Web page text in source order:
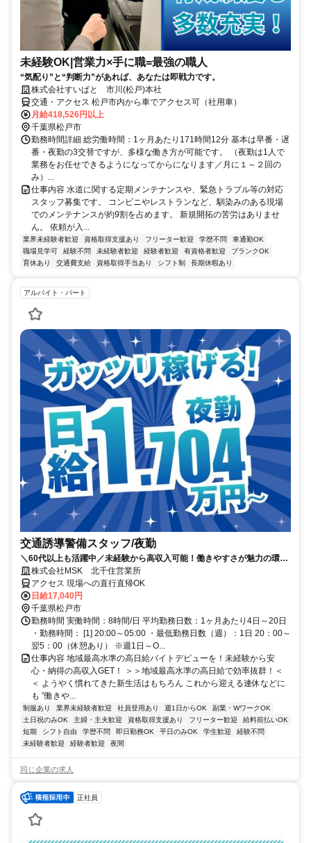
未経験OK|営業⼒×⼿に職=最強の職⼈
“気配り”と“判断力”があれば、あなたは即戦力です。
株式会社すいぱと 市川(松戸)本社
交通・アクセス 松戸市内から車でアクセス可（社用車）
月給418,526円以上
千葉県松戸市
勤務時間詳細 総労働時間：1ヶ月あたり171時間12分 基本は早番・遅
番・夜勤の3交替ですが、多様な働き方が可能です。 （夜勤は1人で
業務をお任せできるようになってからになります／月に１～２回の
み）...
仕事内容 水道に関する定期メンテナンスや、緊急トラブル等の対応
スタッフ募集です。 コンビニやレストランなど、馴染みのある現場
でのメンテナンスが約9割を占めます。 新規開拓の苦労はありませ
ん。 依頼が入...
業界未経験者歓迎 資格取得支援あり フリーター歓迎 学歴不問
車通勤OK
職場見学可
経験不問 未経験者歓迎 経験者歓迎 有資格者歓迎
ブランクOK
育休あり
交通費支給 資格取得手当あり シフト制 長期休暇あり
アルバイト・パート
交通誘導警備スタッフ/夜勤
＼60代以上も活躍中／未経験から高収入可能！働きやすさが魅力の環境
で警備員デビューをしませんか！【月収34万円以上可能！日払いも
OK！】勤務3日前迄シフト申請が可能です！週1日～・短期もOK！あな
たのライフスタイルに合わせてお仕事しませんか！未経験者大歓迎！年
代幅広く活躍しています。
株式会社MSK 北千住営業所
アクセス 現場への直行直帰OK
日給17,040円
千葉県松戸市
勤務時間 実働時間：8時間/日 平均勤務日数：1ヶ月あたり4日～20日
・勤務時間： [1] 20:00～05:00 ・最低勤務日数（週）：1日 20：00～
翌5：00（休憩あり） ※週1日～O...
仕事内容 地域最高水準の高日給バイトデビューを！未経験から安
心・納得の高収入GET！ ＞＞地域最高水準の高日給で効率抜群！＜
＜ ようやく慣れてきた新生活はもちろん これから迎える連休などに
も ”働きや...
制服あり 業界未経験者歓迎 社員登用あり 週1日からOK
副業・WワークOK
土日祝のみOK
主婦・主夫歓迎 資格取得支援あり フリーター歓迎
給料前払いOK
短期
シフト自由 学歴不問 即日勤務OK 平日のみOK 学生歓迎
経験不問
未経験者歓迎
経験者歓迎 夜間
同じ企業の求人
正社員